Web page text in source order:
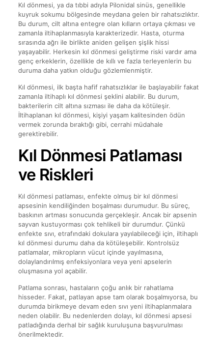
Kıl dönmesi, ya da tıbbi adıyla Pilonidal sinüs, genellikle
kuyruk sokumu bölgesinde meydana gelen bir rahatsızlıktır.
Bu durum, cilt altına entegre olan kılların ortaya çıkması ve
zamanla iltihaplanmasıyla karakterizedir. Hasta, oturma
sırasında ağrı ile birlikte aniden gelişen şişlik hissi
yaşayabilir. Herkesin kıl dönmesi geliştirme riski vardır ama
genç erkeklerin, özellikle de kıllı ve fazla terleyenlerin bu
duruma daha yatkın olduğu gözlemlenmiştir.
Kıl dönmesi, ilk başta hafif rahatsızlıklar ile başlayabilir fakat
zamanla iltihaplı kıl dönmesi şeklini alabilir. Bu durum,
bakterilerin cilt altına sızması ile daha da kötüleşir.
İltihaplanan kıl dönmesi, kişiyi yaşam kalitesinden ödün
vermek zorunda bıraktığı gibi, cerrahi müdahale
gerektirebilir.
Kıl Dönmesi Patlaması
ve Riskleri
Kıl dönmesi patlaması, enfekte olmuş bir kıl dönmesi
apsesinin kendiliğinden boşalması durumudur. Bu süreç,
baskının artması sonucunda gerçekleşir. Ancak bir apsenin
sayvan kustuyorması çok tehlikeli bir durumdur. Çünkü
enfekte sıvı, etrafındaki dokulara yayılabileceği için, iltihaplı
kıl dönmesi durumu daha da kötüleşebilir. Kontrolsüz
patlamalar, mikropların vücut içinde yayılmasına,
dolaylandırılmış enfeksiyonlara veya yeni apselerin
oluşmasına yol açabilir.
Patlama sonrası, hastaların çoğu anlık bir rahatlama
hisseder. Fakat, patlayan apse tam olarak boşalmıyorsa, bu
durumda birikmeye devam eden sıvı yeni iltihaplanmalara
neden olabilir. Bu nedenlerden dolayı, kıl dönmesi apsesi
patladığında derhal bir sağlık kuruluşuna başvurulması
önerilmektedir.